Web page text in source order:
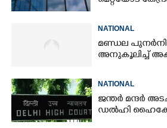
NATIONAL
മണ്ഡല
അനുകൂലിച്ച്
NATIONAL
ജന്ത‌‌ർ മന്ദർ
ഡൽഹി